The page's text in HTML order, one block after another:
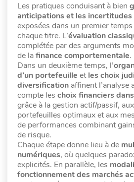
Les pratiques conduisant à bien
anticipations et les incertitudes
exposées dans un premier
chaque titre. L’évaluation
complétée par des arguments
de lafinance comportementale.
Dans un deuxième temps, l’
d’un portefeuille etles choix
diversification affinent l’analyse
compte les choix financiers
grâce à la gestion actif/passif,
portefeuilles optimaux et aux
de performances combinant
de risque.
Chaque étape donne lieu à de
numériques, où quelques
explicités. En parallèle, les
fonctionnement des marchés